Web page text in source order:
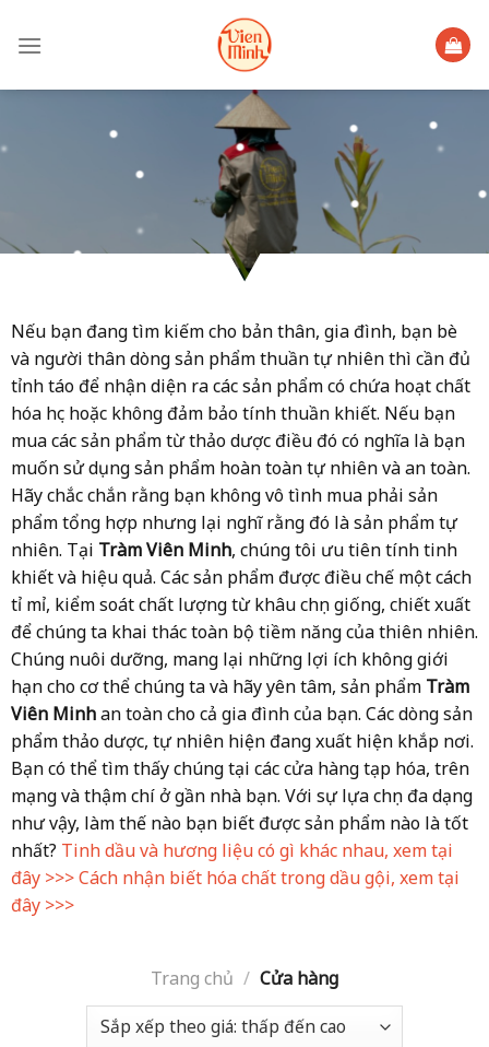
Nếu bạn đang tìm kiếm cho bản thân, gia đình, bạn bè
và người thân dòng sản phẩm thuần tự nhiên thì cần đủ
tỉnh táo để nhận diện ra các sản phẩm có chứa hoạt chất
hóa học hoặc không đảm bảo tính thuần khiết. Nếu bạn
mua các sản phẩm từ thảo dược điều đó có nghĩa là bạn
muốn sử dụng sản phẩm hoàn toàn tự nhiên và an toàn.
Hãy chắc chắn rằng bạn không vô tình mua phải sản
phẩm tổng hợp nhưng lại nghĩ rằng đó là sản phẩm tự
nhiên. Tại Tràm Viên Minh, chúng tôi ưu tiên tính tinh
khiết và hiệu quả. Các sản phẩm được điều chế một cách
tỉ mỉ, kiểm soát chất lượng từ khâu chọn giống, chiết xuất
để chúng ta khai thác toàn bộ tiềm năng của thiên nhiên.
Chúng nuôi dưỡng, mang lại những lợi ích không giới
hạn cho cơ thể chúng ta và hãy yên tâm, sản phẩm Tràm
Viên Minhan toàn cho cả gia đình của bạn. Các dòng sản
phẩm thảo dược, tự nhiên hiện đang xuất hiện khắp nơi.
Bạn có thể tìm thấy chúng tại các cửa hàng tạp hóa, trên
mạng và thậm chí ở gần nhà bạn. Với sự lựa chọn đa dạng
như vậy, làm thế nào bạn biết được sản phẩm nào là tốt
nhất? Tinh dầu và hương liệu có gì khác nhau, xem tại
đây >>>Cách nhận biết hóa chất trong dầu gội, xem tại
đây >>>
Trang chủ / Cửa hàng